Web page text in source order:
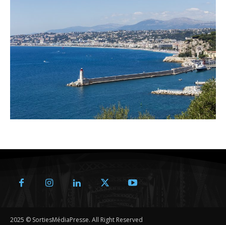
2025 © SortiesMédiaPresse. All Right Reserved